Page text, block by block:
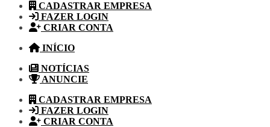
CADASTRAR EMPRESA
FAZER LOGIN
CRIAR CONTA
INÍCIO
NOTÍCIAS
ANUNCIE
CADASTRAR EMPRESA
FAZER LOGIN
CRIAR CONTA